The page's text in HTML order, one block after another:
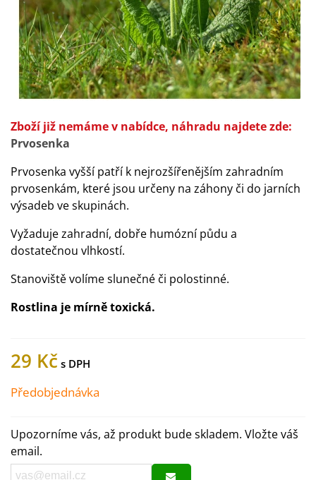
Zboží již nemáme v nabídce, náhradu najdete zde:
Prvosenka
Prvosenka vyšší patří k nejrozšířenějším zahradním
prvosenkám, které jsou určeny na záhony či do jarních
výsadeb ve skupinách.
Vyžaduje zahradní, dobře humózní půdu a
dostatečnou vlhkostí.
Stanoviště volíme slunečné či polostinné.
Rostlina je mírně toxická.
29 Kč
Předobjednávka
Upozorníme vás, až produkt bude skladem. Vložte váš
email.